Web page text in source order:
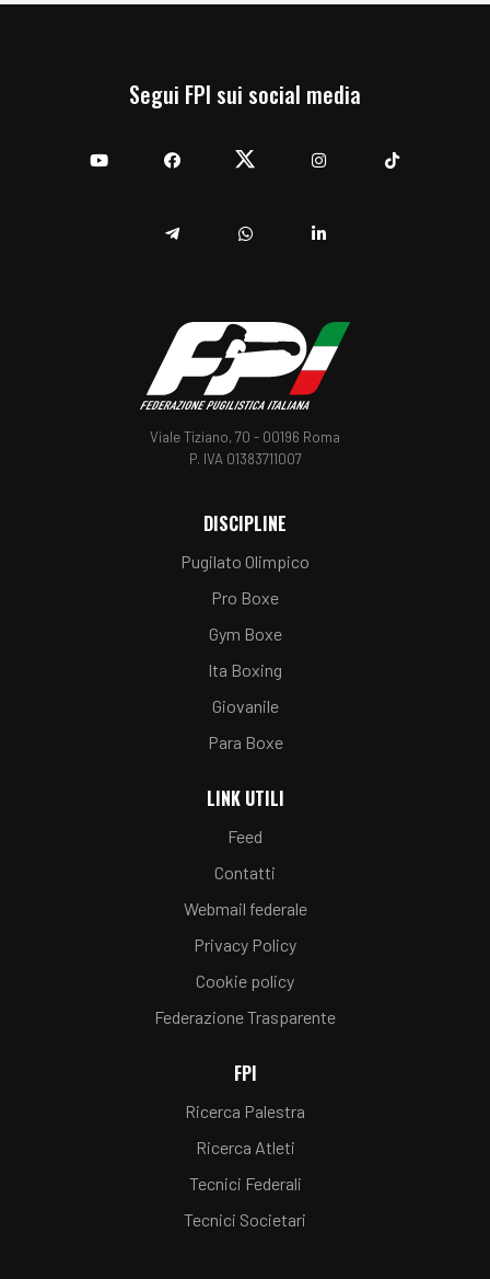
Segui FPI sui social media
Viale Tiziano, 70 - 00196 Roma
P. IVA 01383711007
DISCIPLINE
Pugilato Olimpico
Pro Boxe
Gym Boxe
Ita Boxing
Giovanile
Para Boxe
LINK UTILI
Feed
Contatti
Webmail federale
Privacy Policy
Cookie policy
Federazione Trasparente
FPI
Ricerca Palestra
Ricerca Atleti
Tecnici Federali
Tecnici Societari